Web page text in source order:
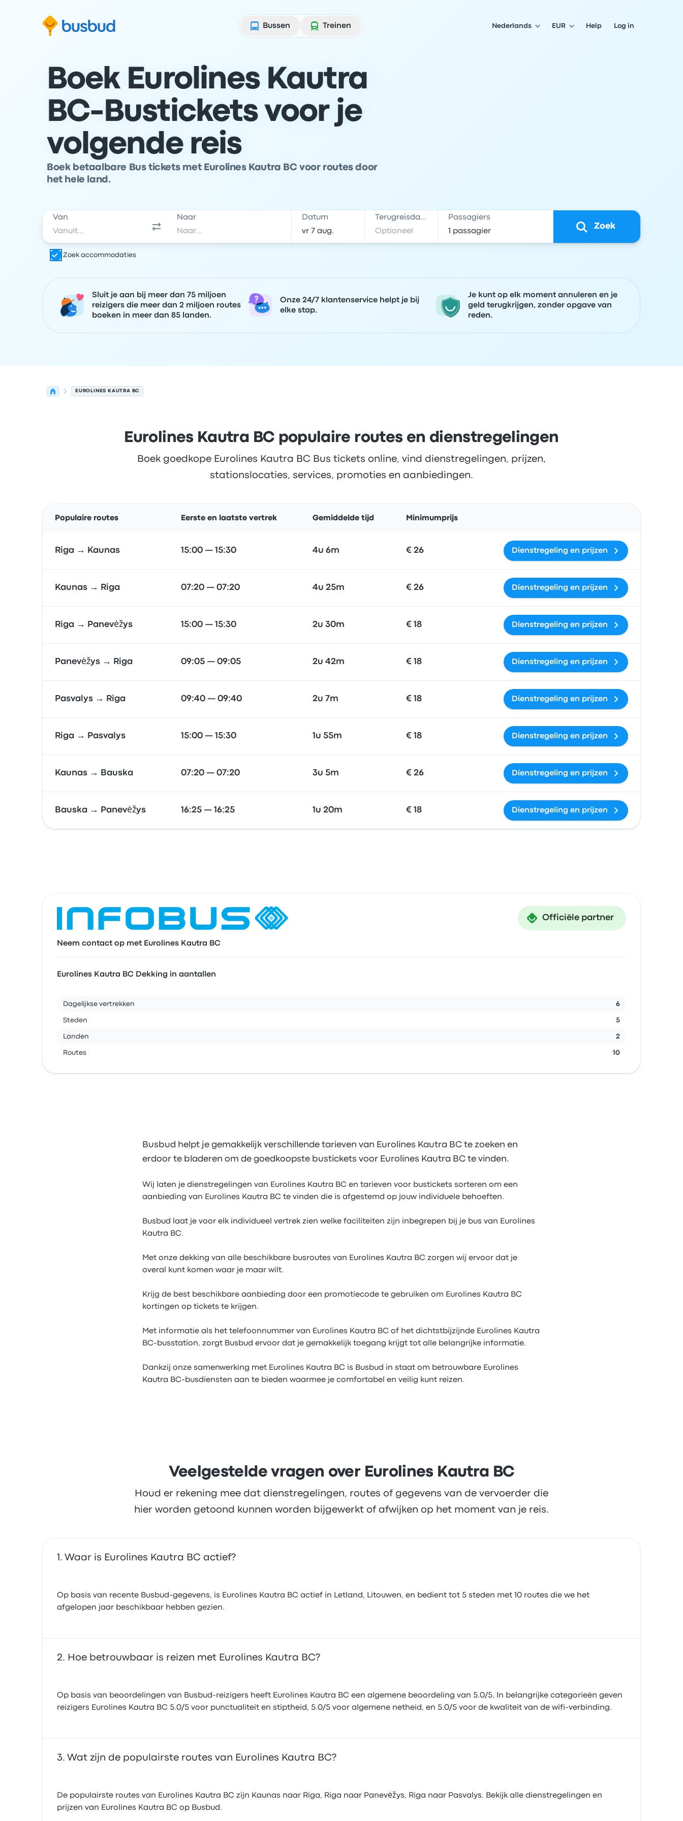
Bussen
Treinen Nederlands EUR Help Log in
Boek Eurolines Kautra
BC-Bustickets voor je
volgende reis
Boek betaalbare Bus tickets met Eurolines Kautra BC voor routes door
het hele land.
Van Naar Datum Terugreisdatum Passagiers
Zoek
Zoek accommodaties
Sluit je aan bij meer dan 75 miljoen
reizigers die meer dan 2 miljoen routes
boeken in meer dan 85 landen.
Onze 24/7 klantenservice helpt je bij
elke stap.
Je kunt op elk moment annuleren en je
geld terugkrijgen, zonder opgave van
reden.
EUROLINES KAUTRA BC
Eurolines Kautra BC populaire routes en dienstregelingen
Boek goedkope Eurolines Kautra BC Bus tickets online, vind dienstregelingen, prijzen,
stationslocaties, services, promoties en aanbiedingen.
Populaire routes Eerste en laatste vertrek Gemiddelde tijd Minimumprijs
Riga → Kaunas 15:00 — 15:30 4u 6m € 26 Dienstregeling en prijzen
Kaunas → Riga 07:20 — 07:20 4u 25m € 26 Dienstregeling en prijzen
Riga → Panevėžys 15:00 — 15:30 2u 30m € 18 Dienstregeling en prijzen
Panevėžys → Riga 09:05 — 09:05 2u 42m € 18 Dienstregeling en prijzen
Pasvalys → Riga 09:40 — 09:40 2u 7m € 18 Dienstregeling en prijzen
Riga → Pasvalys 15:00 — 15:30 1u 55m € 18 Dienstregeling en prijzen
Kaunas → Bauska 07:20 — 07:20 3u 5m € 26 Dienstregeling en prijzen
Bauska → Panevėžys 16:25 — 16:25 1u 20m € 18 Dienstregeling en prijzen
Officiële partner
Neem contact op met Eurolines Kautra BC
Eurolines Kautra BC Dekking in aantallen
Dagelijkse vertrekken 6
Steden 5
Landen 2
Routes 10
Busbud helpt je gemakkelijk verschillende tarieven van Eurolines Kautra BC te zoeken en
erdoor te bladeren om de goedkoopste bustickets voor Eurolines Kautra BC te vinden.
Wij laten je dienstregelingen van Eurolines Kautra BC en tarieven voor bustickets sorteren om een
aanbieding van Eurolines Kautra BC te vinden die is afgestemd op jouw individuele behoeften.
Busbud laat je voor elk individueel vertrek zien welke faciliteiten zijn inbegrepen bij je bus van Eurolines
Kautra BC.
Met onze dekking van alle beschikbare busroutes van Eurolines Kautra BC zorgen wij ervoor dat je
overal kunt komen waar je maar wilt.
Krijg de best beschikbare aanbieding door een promotiecode te gebruiken om Eurolines Kautra BC
kortingen op tickets te krijgen.
Met informatie als het telefoonnummer van Eurolines Kautra BC of het dichtstbijzijnde Eurolines Kautra
BC-busstation, zorgt Busbud ervoor dat je gemakkelijk toegang krijgt tot alle belangrijke informatie.
Dankzij onze samenwerking met Eurolines Kautra BC is Busbud in staat om betrouwbare Eurolines
Kautra BC-busdiensten aan te bieden waarmee je comfortabel en veilig kunt reizen.
Veelgestelde vragen over Eurolines Kautra BC
Houd er rekening mee dat dienstregelingen, routes of gegevens van de vervoerder die
hier worden getoond kunnen worden bijgewerkt of afwijken op het moment van je reis.
Waar is Eurolines Kautra BC actief?
Op basis van recente Busbud-gegevens, is Eurolines Kautra BC actief in Letland, Litouwen, en bedient tot 5 steden met 10 routes die we het
afgelopen jaar beschikbaar hebben gezien.
Hoe betrouwbaar is reizen met Eurolines Kautra BC?
Op basis van beoordelingen van Busbud-reizigers heeft Eurolines Kautra BC een algemene beoordeling van 5.0/5. In belangrijke categorieën geven
reizigers Eurolines Kautra BC 5.0/5 voor punctualiteit en stiptheid, 5.0/5 voor algemene netheid, en 5.0/5 voor de kwaliteit van de wifi-verbinding.
Wat zijn de populairste routes van Eurolines Kautra BC?
De populairste routes van Eurolines Kautra BC zijn Kaunas naar Riga, Riga naar Panevėžys, Riga naar Pasvalys. Bekijk alle dienstregelingen en
prijzen van Eurolines Kautra BC op Busbud.